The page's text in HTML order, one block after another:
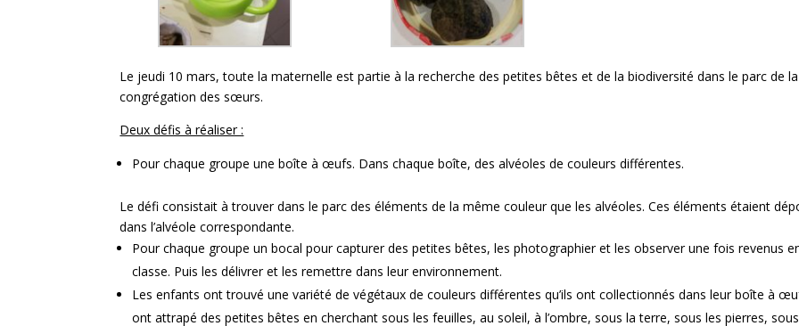
Le jeudi 10 mars, toute la maternelle est partie à la recherche des petites bêtes et de la biodiversité dans le parc de la
congrégation des sœurs.
Deux défis à réaliser :
Pour chaque groupe une boîte à œufs. Dans chaque boîte, des alvéoles de couleurs différentes.
Le défi consistait à trouver dans le parc des éléments de la même couleur que les alvéoles. Ces éléments étaient
dans l’alvéole correspondante.
Pour chaque groupe un bocal pour capturer des petites bêtes, les photographier et les observer une fois revenus
classe. Puis les délivrer et les remettre dans leur environnement.
Les enfants ont trouvé une variété de végétaux de couleurs différentes qu’ils ont collectionnés dans leur boîte à
ont attrapé des petites bêtes en cherchant sous les feuilles, au soleil, à l’ombre, sous la terre, sous les pierres,